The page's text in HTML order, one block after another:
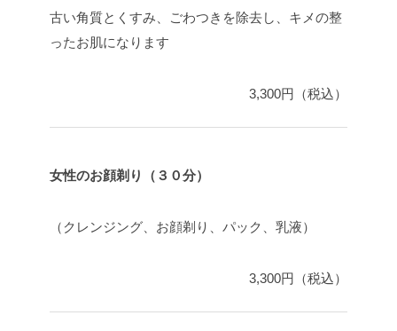
古い角質とくすみ、ごわつきを除去し、キメの整
ったお肌になります
3,300円（税込）
女性のお顔剃り（３０分）
（クレンジング、お顔剃り、パック、乳液）
3,300円（税込）